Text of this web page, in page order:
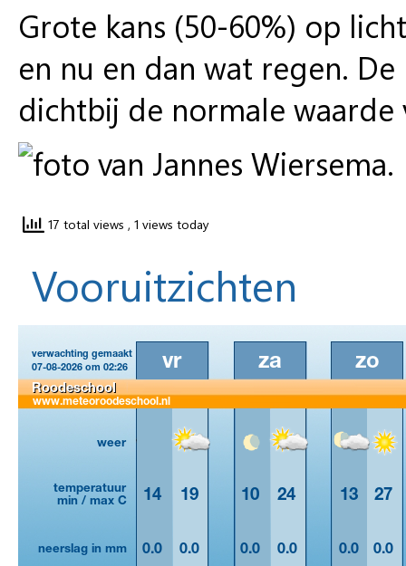
Grote kans (50-60%) op
en nu en dan wat regen.
dichtbij de normale
17 total views , 1 views today
Vooruitzichten